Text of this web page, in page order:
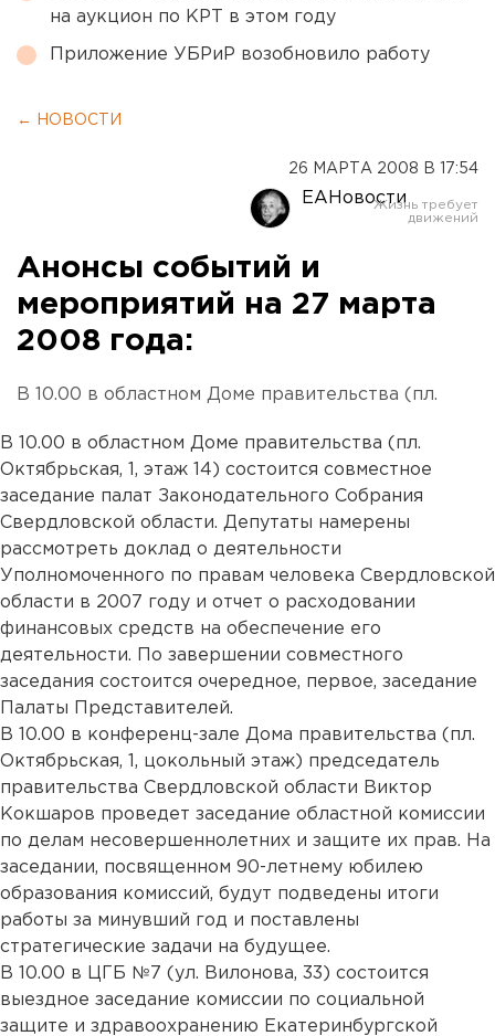
на аукцион по КРТ в этом году
Приложение УБРиР возобновило работу
← НОВОСТИ
26 МАРТА 2008 В 17:54
ЕАНовости
Анонсы событий и
мероприятий на 27 марта
2008 года:
В 10.00 в областном Доме правительства (пл.
В 10.00 в областном Доме правительства (пл.
Октябрьская, 1, этаж 14) состоится совместное
заседание палат Законодательного Собрания
Свердловской области. Депутаты намерены
рассмотреть доклад о деятельности
Уполномоченного по правам человека Свердловской
области в 2007 году и отчет о расходовании
финансовых средств на обеспечение его
деятельности. По завершении совместного
заседания состоится очередное, первое, заседание
Палаты Представителей.
В 10.00 в конференц-зале Дома правительства (пл.
Октябрьская, 1, цокольный этаж) председатель
правительства Свердловской области Виктор
Кокшаров проведет заседание областной комиссии
по делам несовершеннолетних и защите их прав. На
заседании, посвященном 90-летнему юбилею
образования комиссий, будут подведены итоги
работы за минувший год и поставлены
стратегические задачи на будущее.
В 10.00 в ЦГБ №7 (ул. Вилонова, 33) состоится
выездное заседание комиссии по социальной
защите и здравоохранению Екатеринбургской